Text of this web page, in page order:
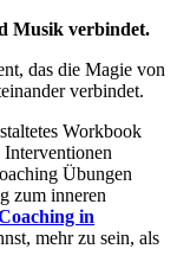
Musik verbindet.
das die Magie von
verbindet.
Workbook
Übungen
zum inneren
in
mehr zu sein, als